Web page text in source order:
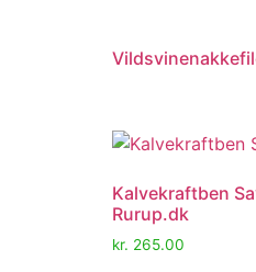
Kalvekraftben
Rurup.dk
kr. 265.00